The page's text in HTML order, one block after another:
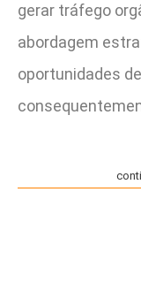
gerar tráfego
abordagem
oportunidades